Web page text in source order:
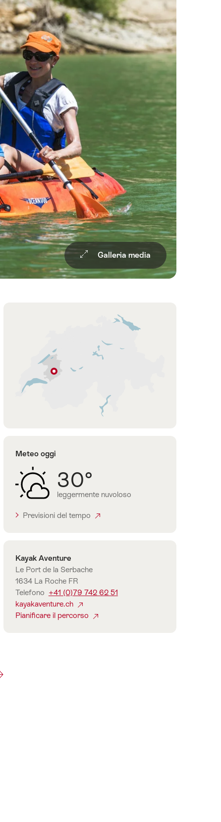
Galleria media
di
Meteo oggi
30°
leggermente nuvoloso
Previsioni del tempo
Contatto
Kayak Aventure
Le Port de la Serbache
1634 La Roche FR
Telefono +41 (0)79 742 62 51
kayakaventure.ch
Pianificare il percorso